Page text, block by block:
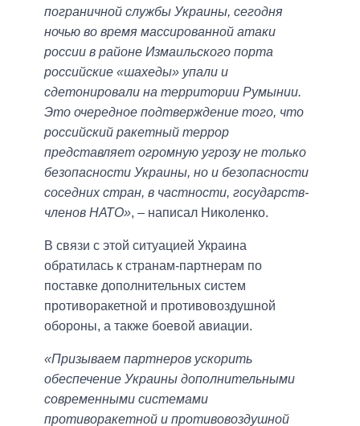
пограничной службы Украины, сегодня
ночью во время массированной атаки
россии в районе Измаильского порта
российские «шахеды» упали и
сдетонировали на территории Румынии.
Это очередное подтверждение того, что
российский ракетный террор
представляет огромную угрозу не только
безопасности Украины, но и безопасности
соседних стран, в частности, государств-
членов НАТО», – написал Николенко.
В связи с этой ситуацией Украина
обратилась к странам-партнерам по
поставке дополнительных систем
противоракетной и противовоздушной
обороны, а также боевой авиации.
«Призываем партнеров ускорить
обеспечение Украины дополнительными
современными системами
противоракетной и противовоздушной